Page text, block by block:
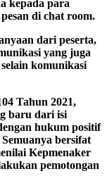
kepada para
di chat room.
dari peserta,
yang juga
komunikasi
Tahun 2021,
baru dari isi
hukum positif
bersifat
Kepmenaker
pemotongan